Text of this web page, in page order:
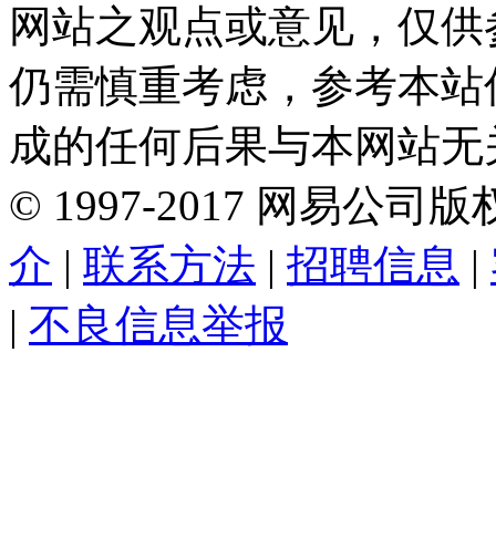
网站之观点或意见，仅
仍需慎重考虑，参考本
成的任何后果与本网站
© 1997-2017 网易公司版
介 | 联系方法 | 招聘信息 |
| 不良信息举报